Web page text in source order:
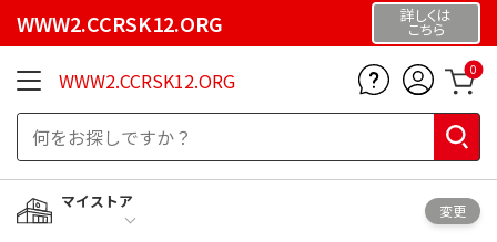
WWW2.CCRSK12.ORG 詳しくは
こちら
WWW2.CCRSK12.ORG 0
マイストア
変更